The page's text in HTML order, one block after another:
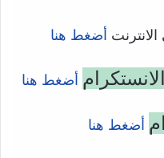
أضغط هنا
أضغط هنا
أضغط هنا